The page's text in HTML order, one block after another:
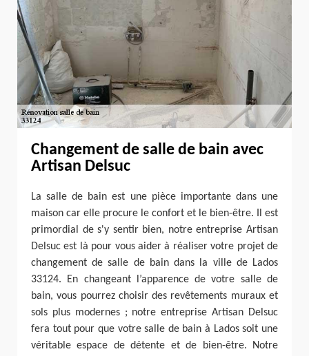
Changement de salle de bain avec
Artisan Delsuc
La salle de bain est une pièce importante dans une
maison car elle procure le confort et le bien-être. Il est
primordial de s'y sentir bien, notre entreprise Artisan
Delsuc est là pour vous aider à réaliser votre projet de
changement de salle de bain dans la ville de Lados
33124. En changeant l’apparence de votre salle de
bain, vous pourrez choisir des revêtements muraux et
sols plus modernes ; notre entreprise Artisan Delsuc
fera tout pour que votre salle de bain à Lados soit une
véritable espace de détente et de bien-être. Notre